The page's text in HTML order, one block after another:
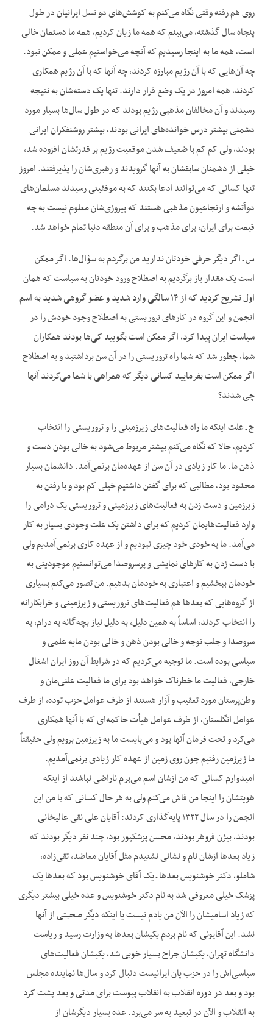
روی هم رفته وقتی نگاه می‌کنم به کوشش‌های دو نسل ایرانیان در طول
پنجاه سال گذشته، می‌بینم که همه ما زیان کردیم، همه ما دستمان خالی
است، همه ما به اینجا رسیدیم که آنچه می‌خواستیم عملی و ممکن نبود.
چه آن‌هایی که با آن رژیم مبارزه کردند، چه آنها که با آن رژیم همکاری
کردند، همه امروز در یک وضع قرار دارند. تنها یک دسته‌شان به نتیجه
رسیدند و آن مخالفان مذهبی رژیم بودند که در طول سال‌ها بسیار مورد
دشمنی بیشتر درس خوانده‌های ایرانی بودند، بیشتر روشنفکران ایرانی
بودند، ولی کم کم با ضعیف شدن موقعیت رژیم بر قدرتشان افزوده شد،
خیلی از دشمنان سابقشان به آنها گرویدند و رهبری‌شان را پذیرفتند. امروز
تنها کسانی که می‌توانند ادعا بکنند که به موفقیتی رسیدند مسلمان‌های
دوآتشه و ارتجاعیون مذهبی هستند که پیروزی‌شان معلوم نیست به چه
قیمت برای ایران، برای مذهب و برای آن منطقه دنیا تمام خواهد شد.
س ـ اگر دیگر حرفی خودتان ندارید من برگردم به سؤال‌ها. اگر ممکن
است یک مقدار باز برگردیم به اصطلاح ورود خودتان به سیاست که همان
اول تشریح کردید که از ۱۴ سالگی وارد شدید و عضو گروهی شدید به اسم
انجمن و این گروه در کارهای تروریستی به اصطلاح وجود خودش را در
سیاست ایران پیدا کرد، اگر ممکن است بگویید کی‌ها بودند همکاران
شما، چطور شد که شما راه تروریستی را در آن سن برداشتید و به اصطلاح
اگر ممکن است بفرمایید کسانی دیگر که همراهی با شما می‌کردند آنها
چی شدند؟
ج ـ علت اینکه ما راه فعالیت‌های زیرزمینی را و تروریستی را انتخاب
کردیم، حالا که نگاه می‌کنم بیشتر مربوط می‌شود به خالی بودن دست و
ذهن ما. ما کار زیادی در آن سن از عهده‌مان برنمی‌آمد. دانشمان بسیار
محدود بود، مطالبی که برای گفتن داشتیم خیلی کم بود و با رفتن به
زیرزمین و دست زدن به فعالیت‌های زیرزمینی و تروریستی یک درامی را
وارد فعالیت‌هایمان کردیم که برای داشتن یک علت وجودی بسیار به کار
می‌آمد. ما به خودی خود چیزی نبودیم و از عهده کاری برنمی‌آمدیم ولی
با دست زدن به کارهای نمایشی و پرسروصدا می‌توانستیم موجودیتی به
خودمان ببخشیم و اعتباری به خودمان بدهیم. من تصور می‌کنم بسیاری
از گروه‌هایی که بعدها هم فعالیت‌های تروریستی و زیرزمینی و خرابکارانه
را انتخاب کردند، اساساً به همین دلیل، به دلیل نیاز بچه‌گانه به درام، به
سروصدا و جلب توجه و خالی بودن ذهن و خالی بودن مایه علمی و
سیاسی بوده است. ما توجیه می‌کردیم که در شرایط آن روز ایران اشغال
خارجی، فعالیت ما خطرناک خواهد بود برای ما فعالیت علنی‌مان و
وطن‌پرستان مورد تعقیب و آزار هستند از طرف عوامل حزب توده، از طرف
عوامل انگلستان، از طرف عوامل هیأت حاکمه‌ای که با آنها همکاری
می‌کرد و تحت فرمان آنها بود و می‌بایست ما به زیرزمین برویم ولی حقیقتاً
ما زیرزمین رفتیم چون روی زمین از عهده کار زیادی برنمی‌آمدیم.
امیدوارم کسانی که من ازشان اسم می‌برم ناراضی نباشند از اینکه
هویتشان را اینجا من فاش می‌کنم ولی به هر حال کسانی که با من این
انجمن را در سال ۱۳۲۲ پایه‌گذاری کردند: آقایان علی نقی عالیخانی
بودند، بیژن فروهر بودند، محسن پزشکپور بود، چند نفر دیگر بودند که
زیاد بعدها ازشان نام و نشانی نشنیدم مثل آقایان معاضد، تقی‌زاده،
شاملو، دکتر خوشنویس بعدها ـ یک آقای خوشنویس بود که بعدها یک
پزشک خیلی معروفی شد به نام دکتر خوشنویس و عده خیلی بیشتر دیگری
که زیاد اسامیشان را الآن من یادم نیست یا اینکه دیگر صحبتی از آنها
نشد. این آقایونی که نام بردم یکیشان بعدها به وزارت رسید و ریاست
دانشگاه تهران، یکیشان جراح بسیار خوبی شد، یکیشان فعالیت‌های
سیاسی‌اش را در حزب پان ایرانیست دنبال کرد و سال‌ها نماینده مجلس
بود و بعد در دوره انقلاب به انقلاب پیوست برای مدتی و بعد پشت کرد
به انقلاب و الآن در تبعید به سر می‌برد. عده بسیار دیگرشان از